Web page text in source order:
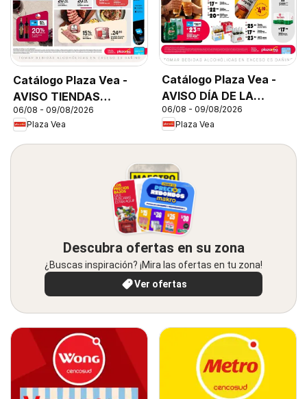
Catálogo Plaza Vea -
AVISO TIENDAS
SELECCIONADAS 1
06/08 - 09/08/2026
Plaza Vea
Catálogo Plaza Vea -
AVISO DÍA DE LA
CERVEZA
06/08 - 09/08/2026
Plaza Vea
Descubra ofertas en su zona
¿Buscas inspiración? ¡Mira las ofertas en tu zona!
Ver ofertas